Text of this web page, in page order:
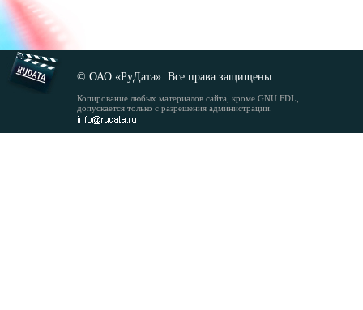
© ОАО «РуДата». Все права защищены.
Копирование любых материалов сайта, кроме GNU FDL,
допускается только с разрешения администрации.